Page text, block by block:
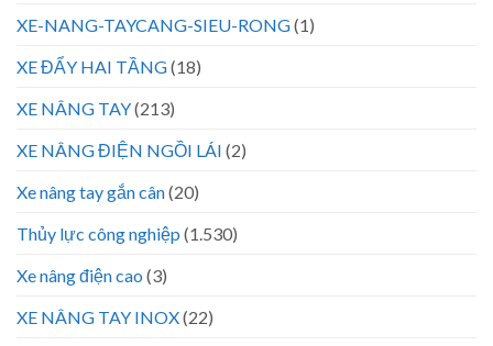
XE-NANG-TAYCANG-SIEU-RONG(1)
XE ĐẨY HAI TẦNG(18)
XE NÂNG TAY(213)
XE NÂNG ĐIỆN NGỒI LÁI (2)
Xe nâng tay gắn cân(20)
Thủy lực công nghiệp (1.530)
Xe nâng điện cao (3)
XE NÂNG TAY INOX(22)